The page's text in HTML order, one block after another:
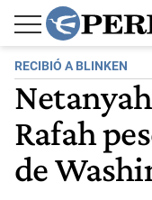
RECIBIÓ A BLINKEN
Rafah
de